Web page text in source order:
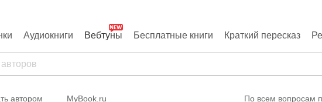
Аудиокниги Вебтуны Бесплатные книги Краткий пересказ
автором MyBook.ru По всем вопросам